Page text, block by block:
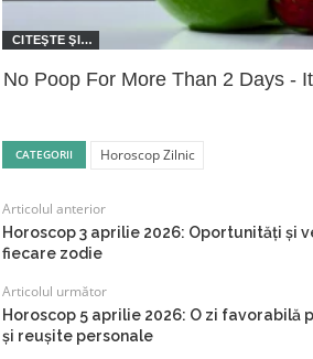
No Poop For More Than 2 Days -
CATEGORII Horoscop Zilnic
Articolul anterior
Horoscop 3 aprilie 2026: Oportunități și
fiecare zodie
Articolul următor
Horoscop 5 aprilie 2026: O zi favorabilă
și reușite personale